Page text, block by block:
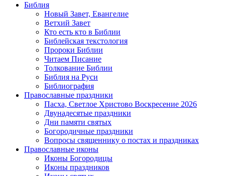
Библия
Новый Завет, Евангелие
Ветхий Завет
Кто есть кто в Библии
Библейская текстология
Пророки Библии
Читаем Писание
Толкование Библии
Библия на Руси
Библиография
Православные праздники
Пасха, Светлое Христово Воскресение 2026
Двунадесятые праздники
Дни памяти святых
Богородичные праздники
Вопросы священнику о постах и праздниках
Православные иконы
Иконы Богородицы
Иконы праздников